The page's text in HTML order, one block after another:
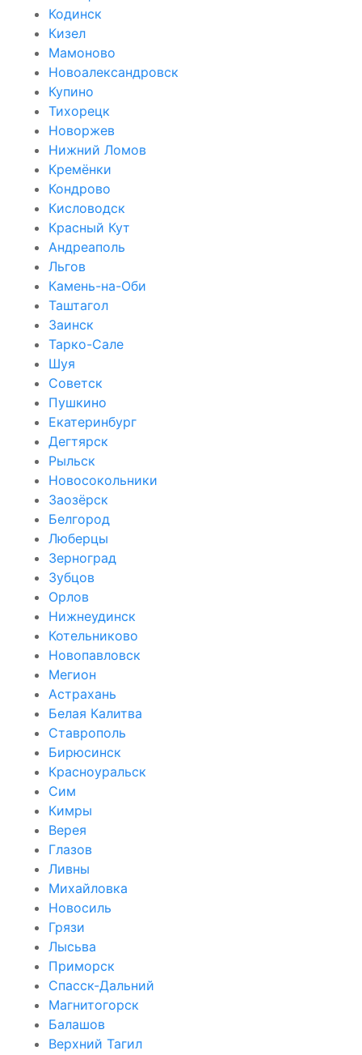
Кодинск
Кизел
Мамоново
Новоалександровск
Купино
Тихорецк
Новоржев
Нижний Ломов
Кремёнки
Кондрово
Кисловодск
Красный Кут
Андреаполь
Льгов
Камень-на-Оби
Таштагол
Заинск
Тарко-Сале
Шуя
Советск
Пушкино
Екатеринбург
Дегтярск
Рыльск
Новосокольники
Заозёрск
Белгород
Люберцы
Зерноград
Зубцов
Орлов
Нижнеудинск
Котельниково
Новопавловск
Мегион
Астрахань
Белая Калитва
Ставрополь
Бирюсинск
Красноуральск
Сим
Кимры
Верея
Глазов
Ливны
Михайловка
Новосиль
Грязи
Лысьва
Приморск
Спасск-Дальний
Магнитогорск
Балашов
Верхний Тагил